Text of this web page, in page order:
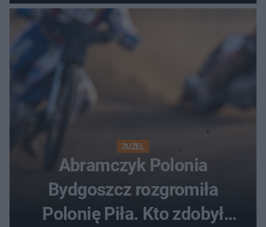
ostatnią porażkę?
ŻUŻEL
Abramczyk Polonia
Bydgoszcz rozgromiła
Polonię Piła. Kto zdobył